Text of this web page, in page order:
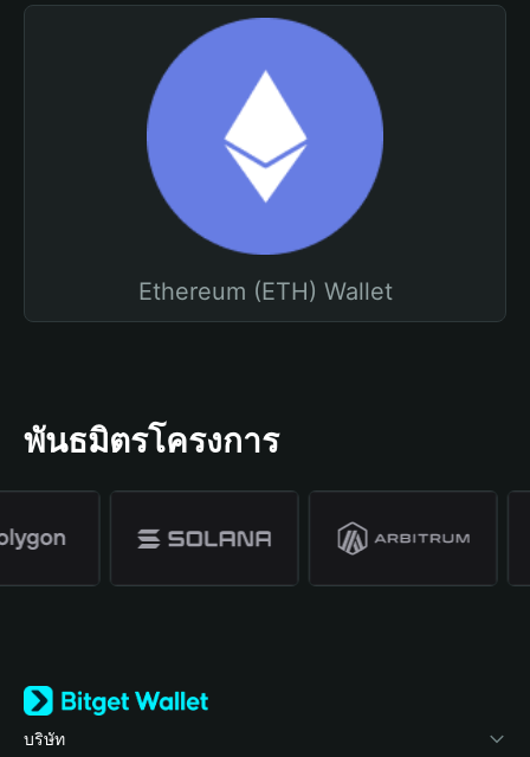
Ethereum (ETH) Wallet
พันธมิตรโครงการ
บริษัท